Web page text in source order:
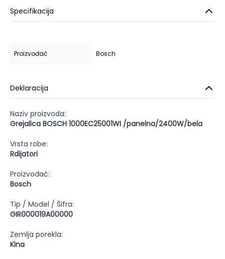
Specifikacija
Proizvođač Bosch
Deklaracija
Naziv proizvoda:
Grejalica BOSCH 1000EC25001WI /panelna/2400W/bela
Vrsta robe:
Rdijatori
Proizvođač:
Bosch
Tip / Model / Šifra:
GIR000019A00000
Zemlja porekla:
Kina